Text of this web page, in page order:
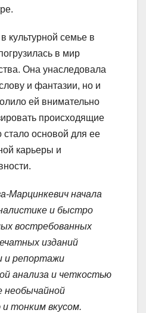
культурной семье в
в мир
Она унаследовала
и фантазии, но и
ей внимательно
происходящие
стало основой для ее
карьеры и
Марцинкевич начала
и быстро
востребованных
изданий
и репортажи
анализа и четкостью
необычайной
тонким вкусом.